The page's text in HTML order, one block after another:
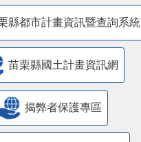
縣都市計畫資訊暨查詢系統
苗栗縣國土計畫資訊網
揭弊者保護專區